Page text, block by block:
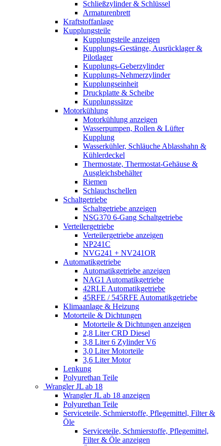
Schließzylinder & Schlüssel
Armaturenbrett
Kraftstoffanlage
Kupplungsteile
Kupplungsteile anzeigen
Kupplungs-Gestänge, Ausrücklager &
Pilotlager
Kupplungs-Geberzylinder
Kupplungs-Nehmerzylinder
Kupplungseinheit
Druckplatte & Scheibe
Kupplungssätze
Motorkühlung
Motorkühlung anzeigen
Wasserpumpen, Rollen & Lüfter
Kupplung
Wasserkühler, Schläuche Ablasshahn &
Kühlerdeckel
Thermostate, Thermostat-Gehäuse &
Ausgleichsbehälter
Riemen
Schlauchschellen
Schaltgetriebe
Schaltgetriebe anzeigen
NSG370 6-Gang Schaltgetriebe
Verteilergetriebe
Verteilergetriebe anzeigen
NP241C
NVG241 + NV241OR
Automatikgetriebe
Automatikgetriebe anzeigen
NAG1 Automatikgetriebe
42RLE Automatikgetriebe
45RFE / 545RFE Automatikgetriebe
Klimaanlage & Heizung
Motorteile & Dichtungen
Motorteile & Dichtungen anzeigen
2,8 Liter CRD Diesel
3,8 Liter 6 Zylinder V6
3,0 Liter Motorteile
3,6 Liter Motor
Lenkung
Polyurethan Teile
Wrangler JL ab 18
Wrangler JL ab 18 anzeigen
Polyurethan Teile
Serviceteile, Schmierstoffe, Pflegemittel, Filter &
Öle
Serviceteile, Schmierstoffe, Pflegemittel,
Filter & Öle anzeigen